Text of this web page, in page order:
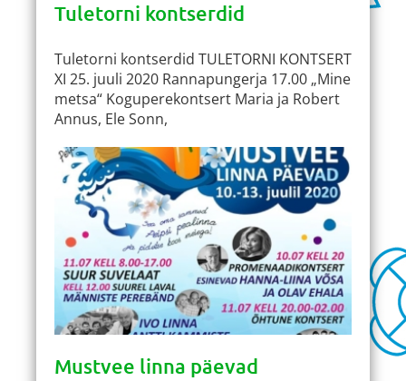
Tuletorni kontserdid
Tuletorni kontserdid TULETORNI KONTSERT
XI 25. juuli 2020 Rannapungerja 17.00 „Mine
metsa“ Koguperekontsert Maria ja Robert
Annus, Ele Sonn,
Mustvee linna päevad